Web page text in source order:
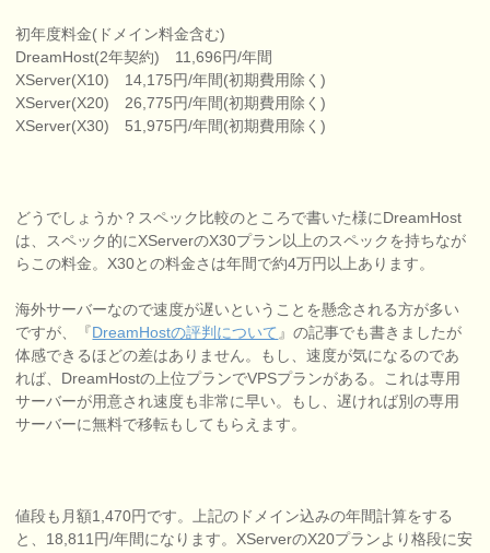
初年度料金(ドメイン料金含む)
DreamHost(2年契約) 11,696円/年間
XServer(X10) 14,175円/年間(初期費用除く)
XServer(X20) 26,775円/年間(初期費用除く)
XServer(X30) 51,975円/年間(初期費用除く)
どうでしょうか？スペック比較のところで書いた様にDreamHost
は、スペック的にXServerのX30プラン以上のスペックを持ちなが
らこの料金。X30との料金さは年間で約4万円以上あります。
海外サーバーなので速度が遅いということを懸念される方が多い
ですが、『DreamHostの評判について 』の記事でも書きましたが
体感できるほどの差はありません。もし、速度が気になるのであ
れば、DreamHostの上位プランでVPSプランがある。これは専用
サーバーが用意され速度も非常に早い。もし、遅ければ別の専用
サーバーに無料で移転もしてもらえます。
値段も月額1,470円です。上記のドメイン込みの年間計算をする
と、18,811円/年間になります。XServerのX20プランより格段に安